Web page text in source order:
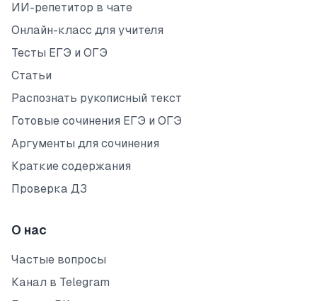
ИИ-репетитор в чате
Онлайн-класс для учителя
Тесты ЕГЭ и ОГЭ
Статьи
Распознать рукописный текст
Готовые сочинения ЕГЭ и ОГЭ
Аргументы для сочинения
Краткие содержания
Проверка ДЗ
О нас
Частые вопросы
Канал в Telegram